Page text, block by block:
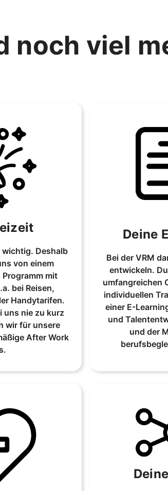
noch viel
wichtig. Deshalb
von einem
mit
bei Reisen,
Handytarifen.
uns nie zu kurz
wir für unsere
After Work
Deine
Bei der VRM
entwickeln.
umfangreichen
individuellen
einer E-
und
und der